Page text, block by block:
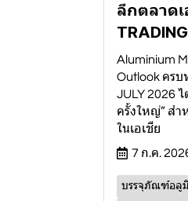
ลึกตลาดเ
Aluminium
Outlook ครบ
JULY 2026
ครั้งใหญ่” สำ
ในเอเชีย
7 ก.ค.
บรรจุภัณฑ์อลู